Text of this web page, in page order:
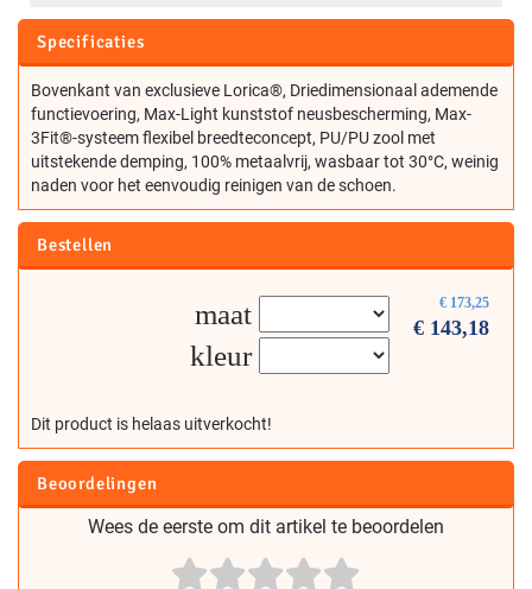
Specificaties
Bovenkant van exclusieve Lorica®, Driedimensionaal ademende
functievoering, Max-Light kunststof neusbescherming, Max-
3Fit®-systeem flexibel breedteconcept, PU/PU zool met
uitstekende demping, 100% metaalvrij, wasbaar tot 30°C, weinig
naden voor het eenvoudig reinigen van de schoen.
Bestellen
€ 173,25
€ 143,18
maat
kleur
Dit product is helaas uitverkocht!
Beoordelingen
Wees de eerste om dit artikel te beoordelen